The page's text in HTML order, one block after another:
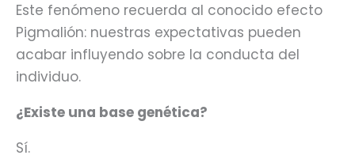
Este fenómeno recuerda al conocido efecto
Pigmalión: nuestras expectativas pueden
acabar influyendo sobre la conducta del
individuo.
¿Existe una base genética?
Sí.